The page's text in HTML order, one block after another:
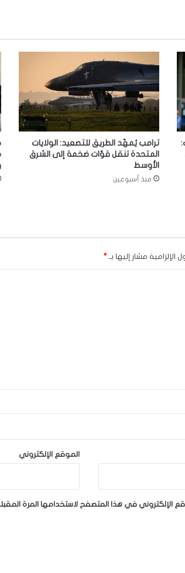
ترامب يُمهّد الطريق للتصعيد: الولايات
المتحدة تنقل قوّات ضخمة إلى الشرق
الأوسط
منذ أسبوعين
الإلزامية مشار إليها بـ *
الموقع الإلكتروني
الإلكتروني في هذا المتصفح لاستخدامها المرة